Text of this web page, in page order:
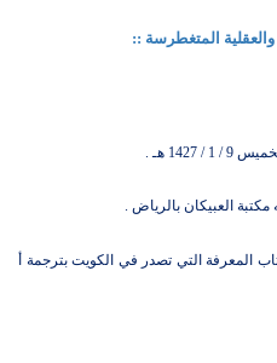
المتغطرسة ::
المعرفة التي تصدر في الكويت بترجمة أ